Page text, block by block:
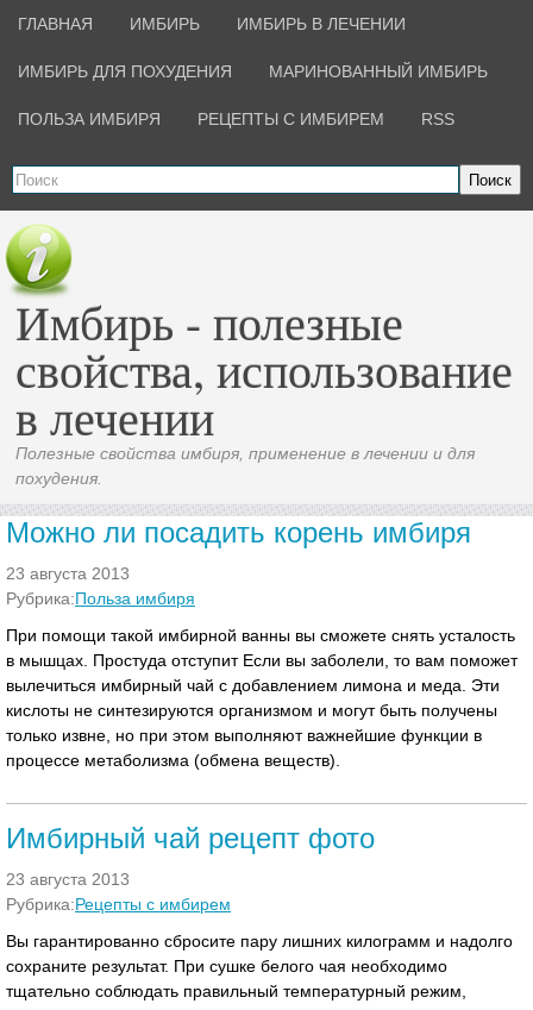
ГЛАВНАЯ ИМБИРЬ ИМБИРЬ В ЛЕЧЕНИИ
ИМБИРЬ ДЛЯ ПОХУДЕНИЯ МАРИНОВАННЫЙ ИМБИРЬ
ПОЛЬЗА ИМБИРЯ РЕЦЕПТЫ С ИМБИРЕМ RSS
Поиск
Имбирь - полезные
свойства, использование
в лечении
Полезные свойства имбиря, применение в лечении и для
похудения.
Можно ли посадить корень имбиря
23 августа 2013
Рубрика:Польза имбиря
При помощи такой имбирной ванны вы сможете снять усталость
в мышцах. Простуда отступит Если вы заболели, то вам поможет
вылечиться имбирный чай с добавлением лимона и меда. Эти
кислоты не синтезируются организмом и могут быть получены
только извне, но при этом выполняют важнейшие функции в
процессе метаболизма (обмена веществ).
Имбирный чай рецепт фото
23 августа 2013
Рубрика:Рецепты с имбирем
Вы гарантированно сбросите пару лишних килограмм и надолго
сохраните результат. При сушке белого чая необходимо
тщательно соблюдать правильный температурный режим,